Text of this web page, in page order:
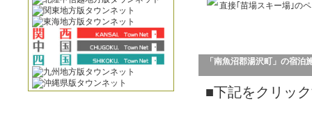
直接｢苗場スキー場｣の
「南魚沼郡湯沢町」の宿泊
■下記をクリッ